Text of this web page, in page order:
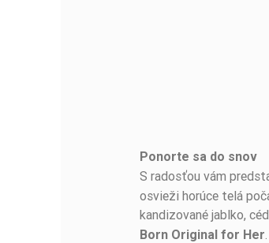
Ponorte sa do snov
S radosťou vám
osvieži horúce telá
kandizované jablko,
Born Original for Her
BUĎTE PRVÝ, KTO